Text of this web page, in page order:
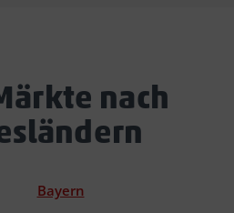
nach
Bayern